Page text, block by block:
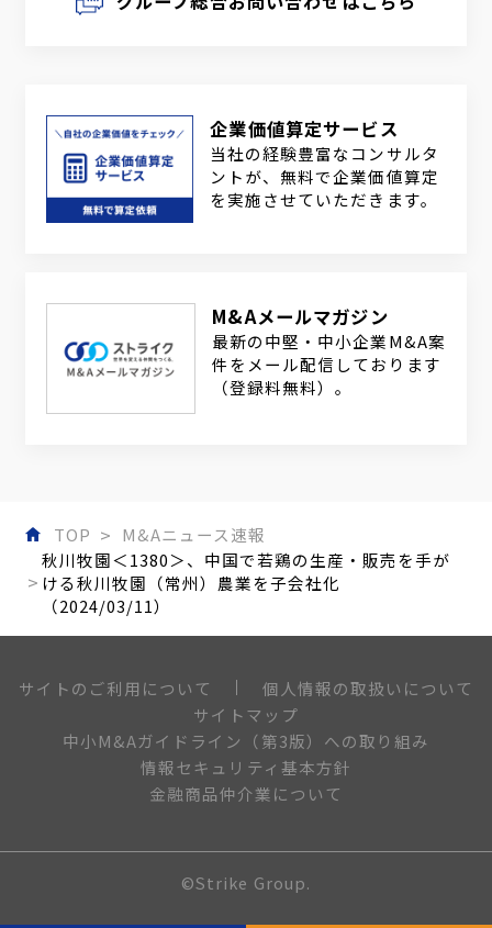
企業価値算定サービス
当社の経験豊富なコンサルタ
ントが、無料で企業価値算定
を実施させていただきます。
M&Aメールマガジン
最新の中堅・中小企業M&A案
件をメール配信しております
（登録料無料）。
TOP
M&Aニュース速報
秋川牧園＜1380＞、中国で若鶏の生産・販売を手が
ける秋川牧園（常州）農業を子会社化
（2024/03/11）
サイトのご利用について
個人情報の取扱いについて
サイトマップ
中小M&Aガイドライン（第3版）への取り組み
情報セキュリティ基本方針
金融商品仲介業について
©Strike Group.